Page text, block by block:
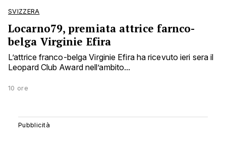
SVIZZERA
Locarno79, premiata attrice farnco-
belga Virginie Efira
L’attrice franco-belga Virginie Efira ha ricevuto ieri sera il
Leopard Club Award nell’ambito...
10 ore